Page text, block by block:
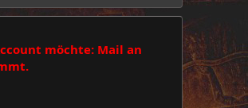
möchte: Mail an